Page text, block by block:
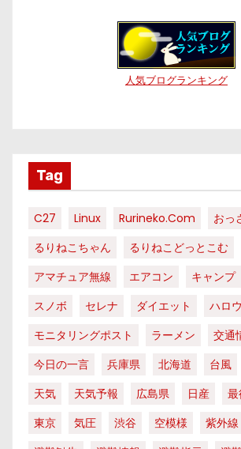
人気ブログランキング
Tag
C27 Linux Rurineko.com
おっ
るりねこちゃん
るりねこどっとこむ
アマチュア無線
エアコン キャンプ
スノボ
セレナ ダイエット
ハロ
モニタリングポスト
ラーメン 交通
今日の一言
兵庫県 北海道 台風
天気
天気予報 広島県 日産
東京
気圧 渋谷 空模様 紫外線